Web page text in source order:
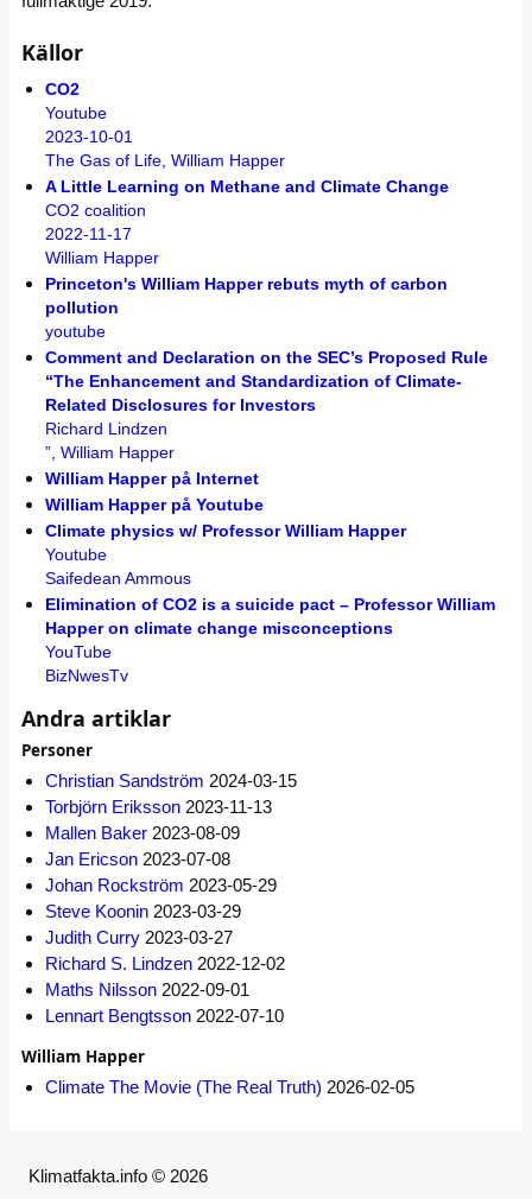
Källor
CO2
Youtube
2023-10-01
The Gas of Life, William Happer
A Little Learning on Methane and Climate Change
CO2 coalition
2022-11-17
William Happer
Princeton's William Happer rebuts myth of carbon
pollution
youtube
Comment and Declaration on the SEC’s Proposed Rule
“The Enhancement and Standardization of Climate-
Related Disclosures for Investors
Richard Lindzen
”, William Happer
William Happer på Internet
William Happer på Youtube
Climate physics w/ Professor William Happer
Youtube
Saifedean Ammous
Elimination of CO2 is a suicide pact – Professor William
Happer on climate change misconceptions
YouTube
BizNwesTv
Andra artiklar
Personer
Christian Sandström 2024-03-15
Torbjörn Eriksson 2023-11-13
Mallen Baker 2023-08-09
Jan Ericson 2023-07-08
Johan Rockström 2023-05-29
Steve Koonin 2023-03-29
Judith Curry 2023-03-27
Richard S. Lindzen 2022-12-02
Maths Nilsson 2022-09-01
Lennart Bengtsson 2022-07-10
William Happer
Climate The Movie (The Real Truth) 2026-02-05
Klimatfakta.info © 2026